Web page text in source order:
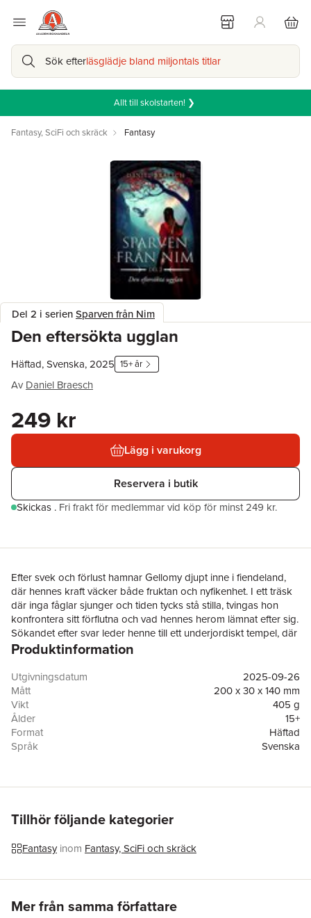
Sök efterläsglädje bland miljontals titlar
Allt till skolstarten! ❯
Fantasy, SciFi och skräck Fantasy
Del 2 i serienSparven från Nim
Den eftersökta ugglan
Häftad, Svenska, 2025 15+ år
Av Daniel Braesch
249 kr
Lägg i varukorg
Reservera i butik
Skickas . Fri frakt för medlemmar vid köp för minst 249 kr.
Efter svek och förlust hamnar Gellomy djupt inne i fiendeland,
där hennes kraft väcker både fruktan och nyfikenhet. I ett träsk
där inga fåglar sjunger och tiden tycks stå stilla, tvingas hon
konfrontera sitt förflutna och vad hennes herom lämnat efter sig.
Sökandet efter svar leder henne till ett underjordiskt tempel, där
uråldriga sanningar väntar. Här får hon kännedom om en mytisk
för att finna den måste hon först förstå sin egen kraft och vilka
hon kan lita på.
Den eftersökta ugglan är andra delen i den episka high
fantasyserien Sparven från Nim, med ett världbygge lika rikt
som farofyllt.
Produktinformation
Utgivningsdatum
2025-09-26
Mått
200 x 30 x 140 mm
Vikt
405 g
Ålder
15+
Format
Häftad
Språk
Svenska
Förlag
Seraf förlag
Tillhör följande kategorier
Fantasy inom Fantasy, SciFi och skräck
Mer från samma författare